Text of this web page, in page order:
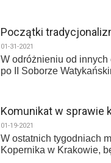
Początki
01-31-2021
W odróżnieniu od innych
po II Soborze
Komunikat w sprawie
01-19-2021
W ostatnich tygodniach
Kopernika w Krakowie,